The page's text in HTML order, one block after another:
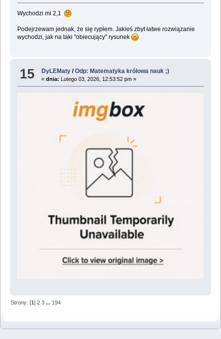
Wychodzi mi 2,1
Podejrzewam jednak, że się rypłem. Jakieś zbyt łatwe rozwiązanie
wychodzi, jak na taki "obiecujący" rysunek
15 DyLEMaty /Odp: Matematyka królowa nauk ;)
«dnia: Lutego 03, 2026, 12:53:52 pm »
Strony: [1]2 3 ... 194